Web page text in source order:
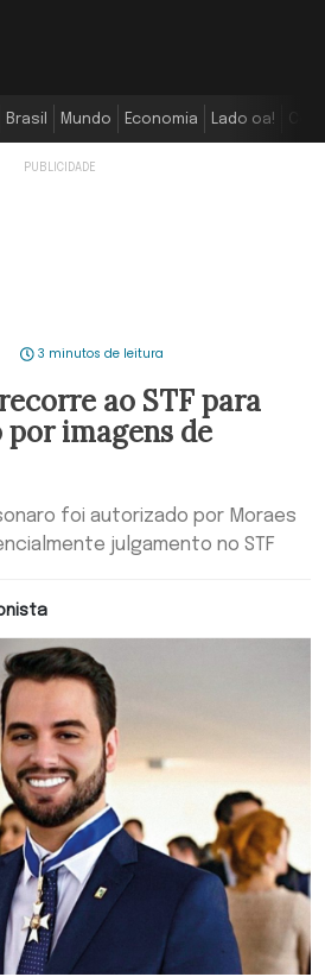
Brasil Mundo Economia Lado oa!
3 minutos de leitura
ao STF para
imagens de
foi autorizado por Moraes
julgamento no STF